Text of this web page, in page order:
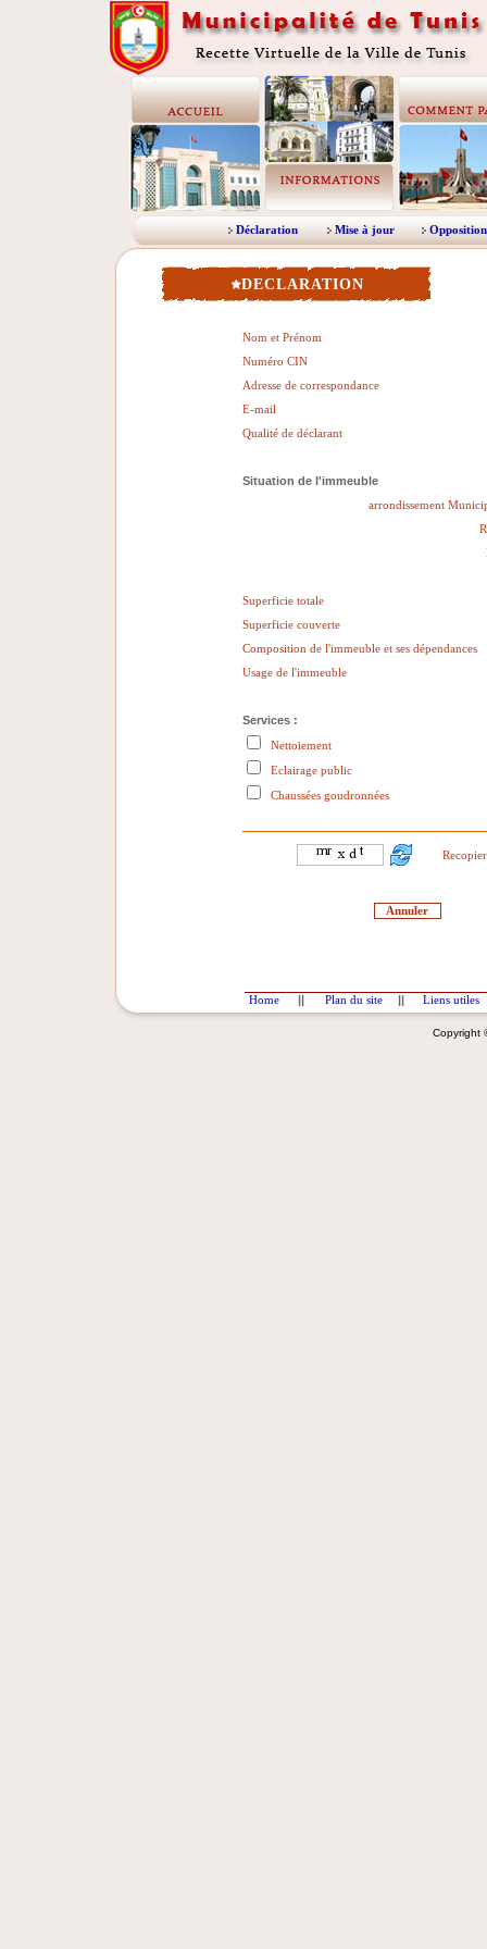
Déclaration Mise à jour Opposition
DECLARATION
Nom et Prénom
Numéro CIN
Adresse de correspondance
E-mail
Qualité de déclarant
Situation de l'immeuble
arrondissement
Superficie totale
Superficie couverte
Composition de l'immeuble et ses dépendances
Usage de l'immeuble
Services :
Nettoiement
Eclairage public
Chaussées goudronnées
Home || Plan du site || Liens utiles
Copyright